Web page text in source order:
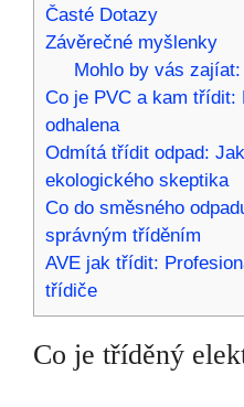
Časté Dotazy
Závěrečné myšlenky
Mohlo by vás zajíat:
Co je PVC a kam třídit:
odhalena
Odmítá třídit odpad:
ekologického skeptika
Co do směsného
správným tříděním
AVE jak třídit:
třídiče
Co je tříděný